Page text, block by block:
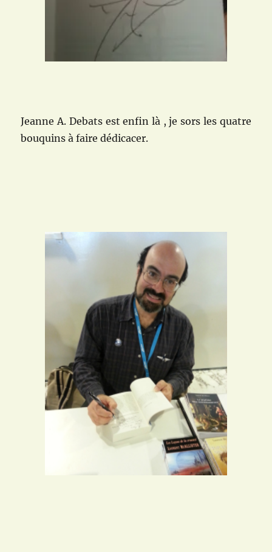
Jeanne A. Debats est enfin là , je sors les quatre
bouquins à faire dédicacer.